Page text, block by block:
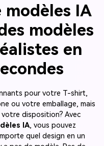
IA
modèles
en
pour votre T-shirt,
ou votre emballage, mais
disposition? Avec
IA, vous pouvez
quel design en un